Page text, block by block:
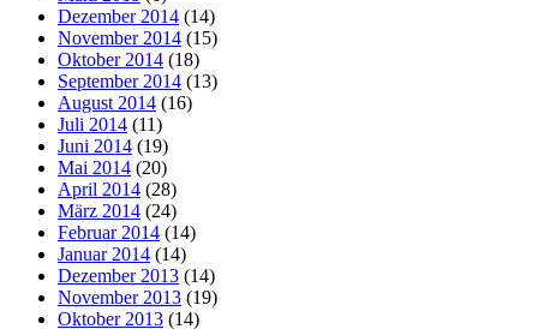
Dezember 2014 (14)
November 2014 (15)
Oktober 2014 (18)
September 2014 (13)
August 2014 (16)
Juli 2014 (11)
Juni 2014 (19)
Mai 2014 (20)
April 2014 (28)
März 2014 (24)
Februar 2014 (14)
Januar 2014 (14)
Dezember 2013 (14)
November 2013 (19)
Oktober 2013 (14)